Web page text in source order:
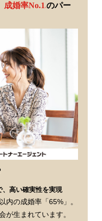
成婚率No.1 ※のパー
、高い確実性を実現
内の成婚率「65%」。
が生まれています。